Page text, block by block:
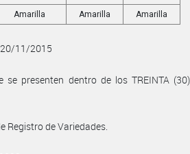
Amarilla Amarilla Amarilla
20/11/2015
se presenten dentro de los TREINTA
Registro de Variedades.